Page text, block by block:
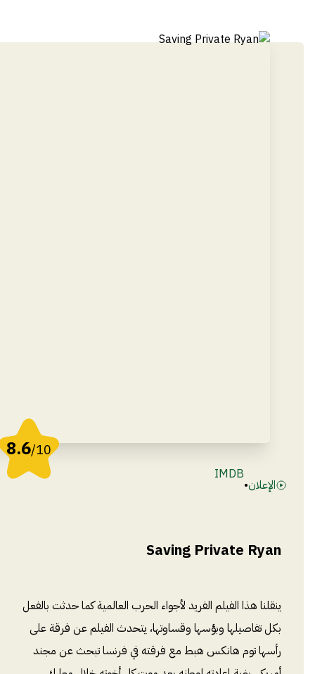
8.6/10
الإعلان•
IMDB
Saving Private Ryan
ينقلنا هذا الفيلم الفريد لأجواء الحرب العالمية كما حدثت بالفعل
بكل تفاصيلها وبؤسها وقساوتها، يتحدث الفيلم عن فرقة على
رأسها توم هانكس هبط مع فرقته في فرنسا تبحث عن مجند